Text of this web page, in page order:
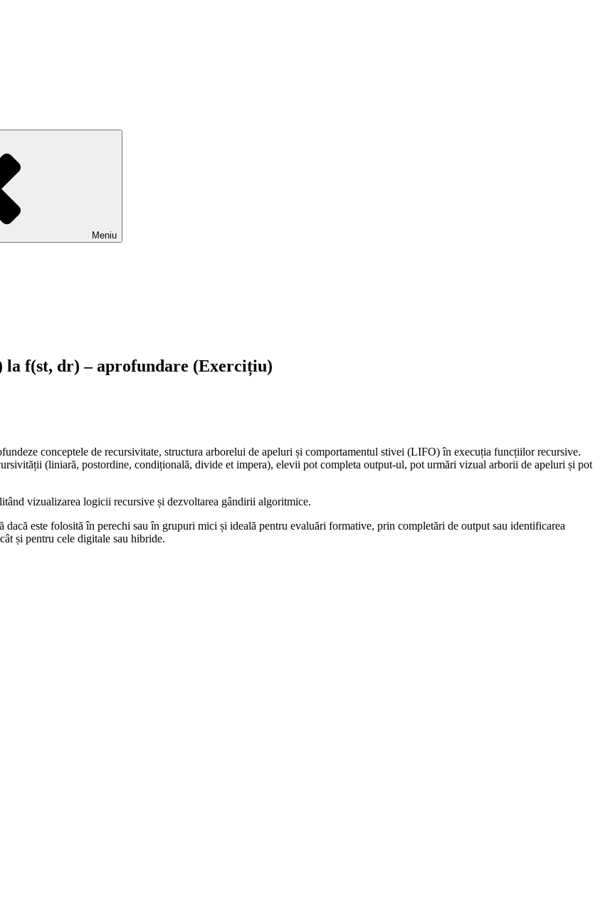
Meniu
f(st, dr) – aprofundare (Exercițiu)
conceptele de recursivitate, structura arborelui de apeluri și comportamentul stivei (LIFO) în execuția funcțiilor recursive.
(liniară, postordine, condițională, divide et impera), elevii pot completa output-ul, pot urmări vizual arborii de apeluri și pot
vizualizarea logicii recursive și dezvoltarea gândirii algoritmice.
este folosită în perechi sau în grupuri mici și ideală pentru evaluări formative, prin completări de output sau identificarea
și pentru cele digitale sau hibride.